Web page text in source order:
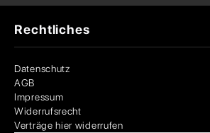
Rechtliches
Datenschutz
AGB
Impressum
Widerrufsrecht
Verträge hier widerrufen